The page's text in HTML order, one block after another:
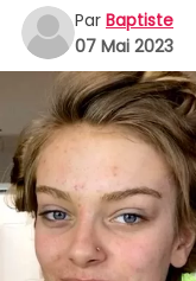
Par Baptiste
07 Mai 2023